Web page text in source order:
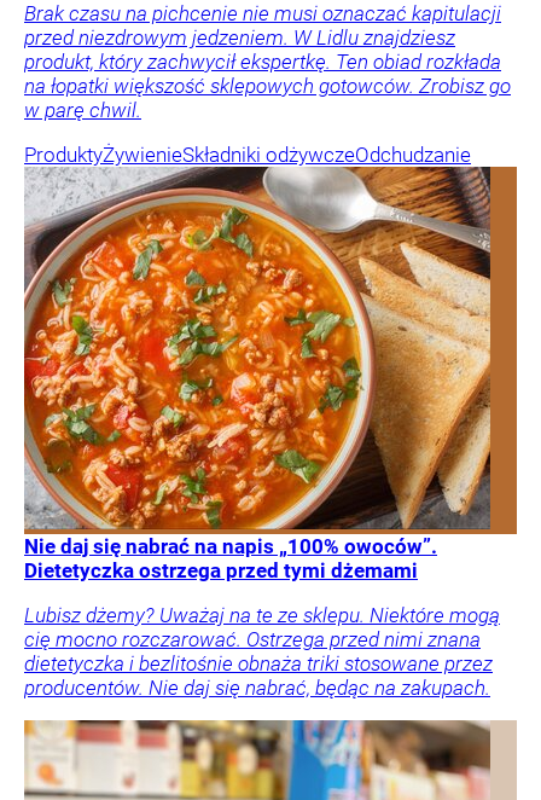
Brak czasu na pichcenie nie musi oznaczać kapitulacji
przed niezdrowym jedzeniem. W Lidlu znajdziesz
produkt, który zachwycił ekspertkę. Ten obiad rozkłada
na łopatki większość sklepowych gotowców. Zrobisz go
w parę chwil.
ProduktyŻywienieSkładniki odżywczeOdchudzanie
Nie daj się nabrać na napis „100% owoców”.
Dietetyczka ostrzega przed tymi dżemami
Lubisz dżemy? Uważaj na te ze sklepu. Niektóre mogą
cię mocno rozczarować. Ostrzega przed nimi znana
dietetyczka i bezlitośnie obnaża triki stosowane przez
producentów. Nie daj się nabrać, będąc na zakupach.